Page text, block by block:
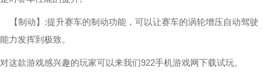
【制动】:提升赛车的制动功能，可以让赛车的涡轮增压自动驾驶
能力发挥到极致。
对这款游戏感兴趣的玩家可以来我们922手机游戏网下载试玩。